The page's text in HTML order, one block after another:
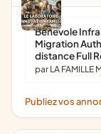
Bénévole
Migration
distance Full
par LA FAMILLE
Publiez vos